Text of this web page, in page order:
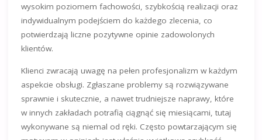
wysokim poziomem fachowości, szybkością realizacji oraz
indywidualnym podejściem do każdego zlecenia, co
potwierdzają liczne pozytywne opinie zadowolonych
klientów.
Klienci zwracają uwagę na pełen profesjonalizm w każdym
aspekcie obsługi. Zgłaszane problemy są rozwiązywane
sprawnie i skutecznie, a nawet trudniejsze naprawy, które
w innych zakładach potrafią ciągnąć się miesiącami, tutaj
wykonywane są niemal od ręki. Często powtarzającym się